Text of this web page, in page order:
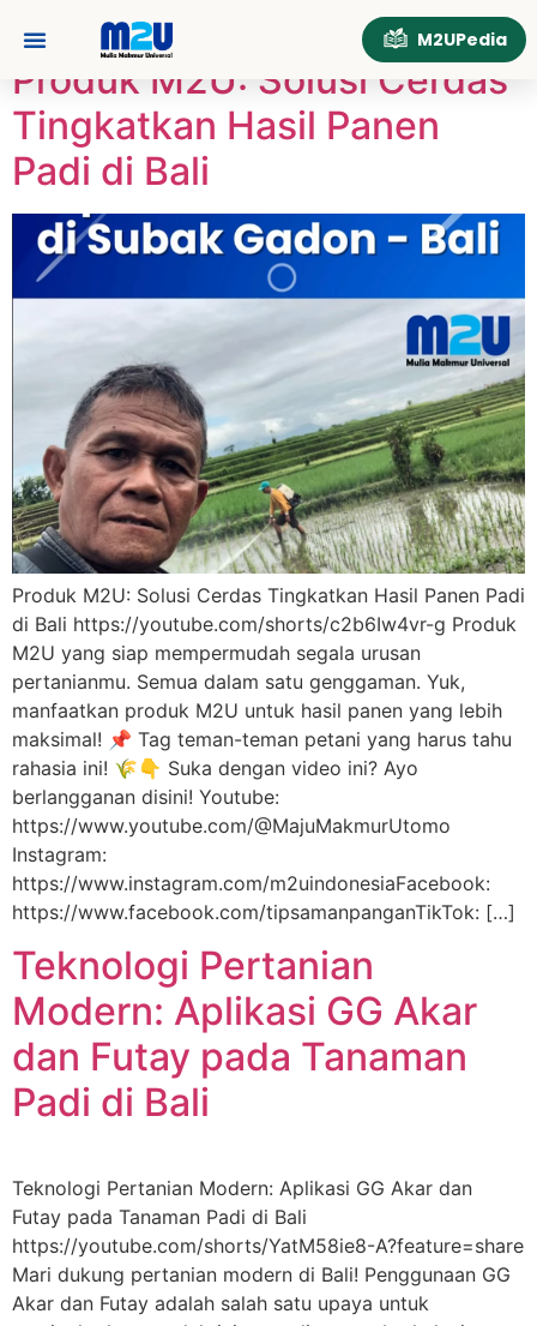
M2UPedia
Produk M2U: Solusi Cerdas
Tingkatkan Hasil Panen
Padi di Bali
Produk M2U: Solusi Cerdas Tingkatkan Hasil Panen Padi
di Bali https://youtube.com/shorts/c2b6Iw4vr-g Produk
M2U yang siap mempermudah segala urusan
pertanianmu. Semua dalam satu genggaman. Yuk,
manfaatkan produk M2U untuk hasil panen yang lebih
maksimal! 📌 Tag teman-teman petani yang harus tahu
rahasia ini! 🌾👇 Suka dengan video ini? Ayo
berlangganan disini! Youtube:
https://www.youtube.com/@MajuMakmurUtomo
Instagram:
https://www.instagram.com/m2uindonesiaFacebook:
https://www.facebook.com/tipsamanpanganTikTok: […]
Teknologi Pertanian
Modern: Aplikasi GG Akar
dan Futay pada Tanaman
Padi di Bali
Teknologi Pertanian Modern: Aplikasi GG Akar dan
Futay pada Tanaman Padi di Bali
https://youtube.com/shorts/YatM58ie8-A?feature=share
Mari dukung pertanian modern di Bali! Penggunaan GG
Akar dan Futay adalah salah satu upaya untuk